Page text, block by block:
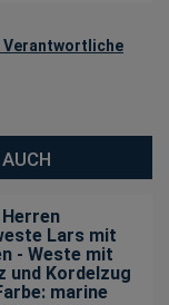
Herren
Lars mit
- Weste mit
und Kordelzug
marine